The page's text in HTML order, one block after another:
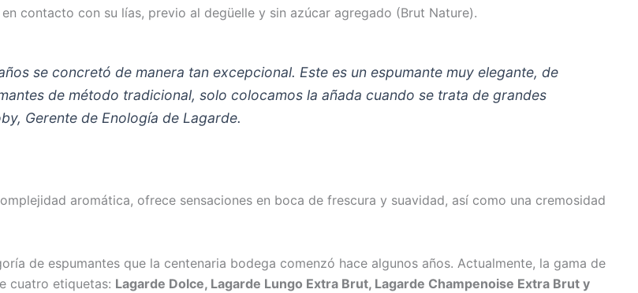
contacto con su lías, previo al degüelle y sin azúcar agregado (Brut Nature).
se concretó de manera tan excepcional. Este es un espumante muy elegante, de
de método tradicional, solo colocamos la añada cuando se trata de grandes
Gerente de Enología de Lagarde.
aromática, ofrece sensaciones en boca de frescura y suavidad, así como una cremosidad
de espumantes que la centenaria bodega comenzó hace algunos años. Actualmente, la gama de
cuatro etiquetas: Lagarde Dolce, Lagarde Lungo Extra Brut, Lagarde Champenoise Extra Brut y